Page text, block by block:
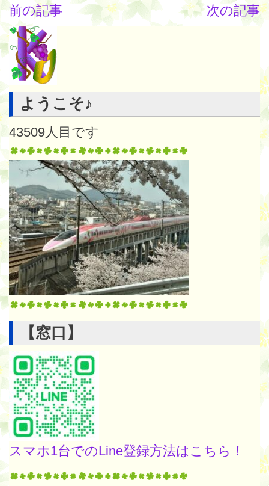
前の記事
次の記事
ようこそ♪
43509 人目です
【窓口】
スマホ1台でのLine登録方法はこちら！